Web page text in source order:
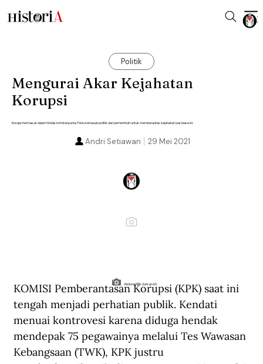
Politik
Mengurai Akar Kejahatan
Korupsi
Korupsi termasuk dalam tindak kriminal purba. Perlu kemauan politik dari pemerintah untuk memberantas kejahatan luar biasa ini.
29 Mei 2021
Andri Setiawan
Gedung KPK. (kpk.go.id).
KOMISI Pemberantasan Korupsi (KPK) saat ini
tengah menjadi perhatian publik. Kendati
menuai kontrovesi karena diduga hendak
mendepak 75 pegawainya melalui Tes Wawasan
Kebangsaan (TWK), KPK justru